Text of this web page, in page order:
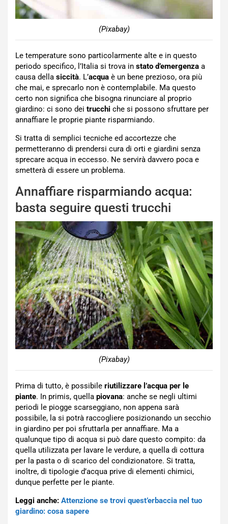
(Pixabay)
Le temperature sono particolarmente alte e in questo
periodo specifico, l’Italia si trova in stato d’emergenza a
causa della siccità. L’acqua è un bene prezioso, ora più
che mai, e sprecarlo non è contemplabile. Ma questo
certo non significa che bisogna rinunciare al proprio
giardino: ci sono dei trucchi che si possono sfruttare per
annaffiare le proprie piante risparmiando.
Si tratta di semplici tecniche ed accortezze che
permetteranno di prendersi cura di orti e giardini senza
sprecare acqua in eccesso. Ne servirà davvero poca e
smetterà di essere un problema.
Annaffiare risparmiando acqua:
basta seguire questi trucchi
(Pixabay)
Prima di tutto, è possibile riutilizzare l’acqua per le
piante. In primis, quella piovana: anche se negli ultimi
periodi le piogge scarseggiano, non appena sarà
possibile, la si potrà raccogliere posizionando un secchio
in giardino per poi sfruttarla per annaffiare. Ma a
qualunque tipo di acqua si può dare questo compito: da
quella utilizzata per lavare le verdure, a quella di cottura
per la pasta o di scarico del condizionatore. Si tratta,
inoltre, di tipologie d’acqua prive di elementi chimici,
dunque perfette per le piante.
Leggi anche: Attenzione se trovi quest’erbaccia nel tuo
giardino: cosa sapere